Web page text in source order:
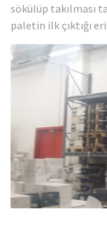
sökülüp takılması
paletin ilk çıktığı